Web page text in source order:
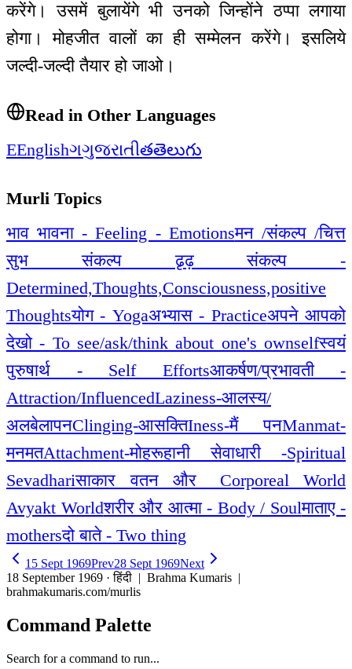
करेंगे। उसमें बुलायेंगे भी उनको जिन्होंने ठप्पा लगाया
होगा। मोहजीत वालों का ही सम्मेलन करेंगे। इसलिये
जल्दी-जल्दी तैयार हो जाओ।
Read in Other Languages
EEnglishગગુજરાતીతతెలుగు
Murli Topics
भाव भावना - Feeling - Emotionsमन /संकल्प /चित्त
सुभ संकल्प ढृढ़ संकल्प -
Determined,Thoughts,Consciousness,positive
Thoughtsयोग - Yogaअभ्यास - Practiceअपने आपको
देखो - To see/ask/think about one's ownselfस्वयं
पुरुषार्थ - Self Effortsआकर्षण/प्रभावती -
Attraction/InfluencedLaziness-आलस्य/
अलबेलापनClinging-आसक्तिIness-मैं पनManmat-
मनमतAttachment-मोहरूहानी सेवाधारी -Spiritual
Sevadhariसाकार वतन और _Corporeal World
Avyakt Worldशरीर और आत्मा - Body / Soulमाताए -
mothersदो बाते - Two thing
15 Sept 1969Prev28 Sept 1969Next
18 September 1969 · हिंदी | Brahma Kumaris |
brahmakumaris.com/murlis
Command Palette
Search for a command to run...